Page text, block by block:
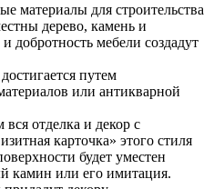
материалы для строительства
дерево, камень и
добротность мебели создадут
путем
или антикварной
отделка и декор с
карточка» этого стиля
будет уместен
камин или его имитация.